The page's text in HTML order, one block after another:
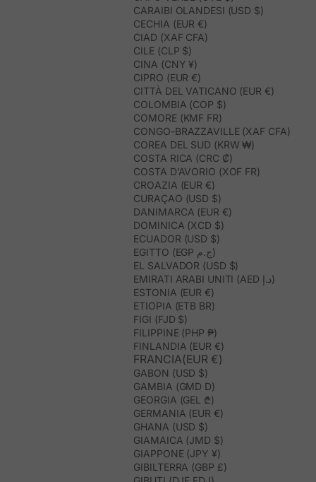
CARAIBI OLANDESI (USD $)
CECHIA (EUR €)
CIAD (XAF CFA)
CILE (CLP $)
CINA (CNY ¥)
CIPRO (EUR €)
CITTÀ DEL VATICANO (EUR €)
COLOMBIA (COP $)
COMORE (KMF FR)
CONGO-BRAZZAVILLE (XAF CFA)
COREA DEL SUD (KRW ₩)
COSTA RICA (CRC ₡)
COSTA D’AVORIO (XOF FR)
CROAZIA (EUR €)
CURAÇAO (USD $)
DANIMARCA (EUR €)
DOMINICA (XCD $)
ECUADOR (USD $)
EGITTO (EGP ج.م)
EL SALVADOR (USD $)
EMIRATI ARABI UNITI (AED د.إ)
ESTONIA (EUR €)
ETIOPIA (ETB BR)
FIGI (FJD $)
FILIPPINE (PHP ₱)
FINLANDIA (EUR €)
FRANCIA(EUR €)
GABON (USD $)
GAMBIA (GMD D)
GEORGIA (GEL ₾)
GERMANIA (EUR €)
GHANA (USD $)
GIAMAICA (JMD $)
GIAPPONE (JPY ¥)
GIBILTERRA (GBP £)